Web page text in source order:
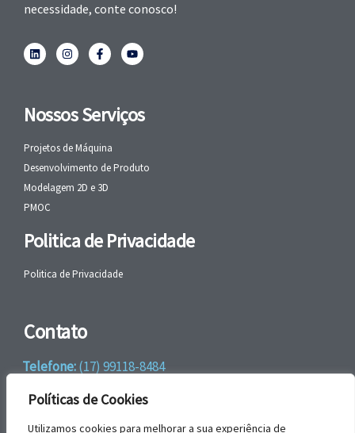
Políticas de Cookies
Utilizamos cookies para melhorar a sua experiência de
necessidade, conte conosco!
Nossos Serviços
Projetos de Máquina
Desenvolvimento de Produto
Modelagem 2D e 3D
PMOC
Politica de Privacidade
Politica de Privacidade
Contato
Telefone:(17) 99118-8484
WhatsApp:+55 (17) 99118-8484
email:faleconosco@gbrengenharia.com